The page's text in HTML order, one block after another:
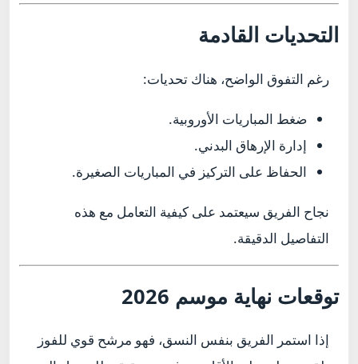
التحديات القادمة
رغم التفوق الواضح، هناك تحديات:
ضغط المباريات الأوروبية.
إدارة الإرهاق البدني.
الحفاظ على التركيز في المباريات الصغيرة.
نجاح الفريق سيعتمد على كيفية التعامل مع هذه
التفاصيل الدقيقة.
توقعات نهاية موسم 2026
إذا استمر الفريق بنفس النسق، فهو مرشح قوي للفوز